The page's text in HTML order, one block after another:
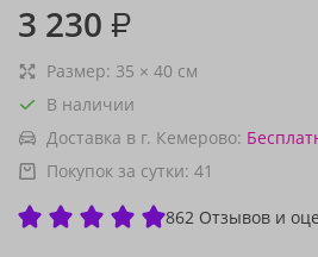
3 230 ₽
Размер: 35 × 40 см
В наличии
Доставка в г. Кемерово:
Покупок за сутки: 41
862 Отзывов и